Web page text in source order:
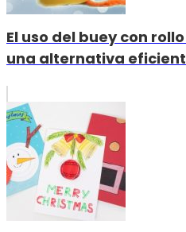
El uso del buey con
una alternativa